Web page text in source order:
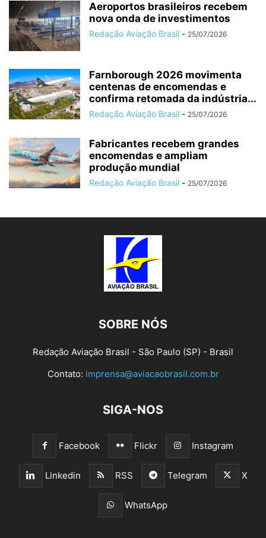
Aeroportos brasileiros recebem
nova onda de investimentos
Redação Aviação Brasil - 25/07/2026
Farnborough 2026 movimenta
centenas de encomendas e
confirma retomada da indústria...
Redação Aviação Brasil - 25/07/2026
Fabricantes recebem grandes
encomendas e ampliam
produção mundial
Redação Aviação Brasil - 25/07/2026
SOBRE NÓS
Redação Aviação Brasil - São Paulo (SP) - Brasil
Contato: imprensa@aviacaobrasil.com.br
SIGA-NOS
Facebook Flickr Instagram
Linkedin RSS Telegram X
WhatsApp